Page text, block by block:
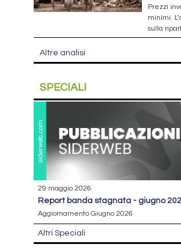
Prezzi
minimi.
sulla
Altre analisi
SPECIALI
29 maggio 2026
report banda stagnata - giugno
Aggiornamento Giugno 2026
Altri Speciali